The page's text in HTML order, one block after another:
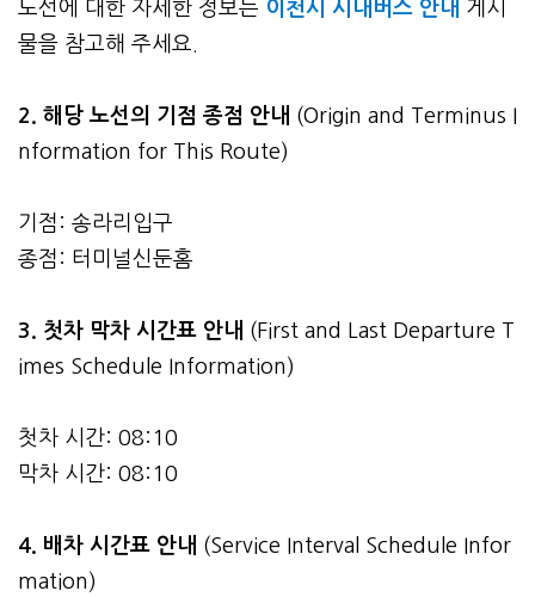
노선에 대한 자세한 정보는 이천시 시내버스 안내 게시
물을 참고해 주세요.
2. 해당 노선의 기점 종점 안내 (Origin and Terminus I
nformation for This Route)
기점: 송라리입구
종점: 터미널신둔홈
3. 첫차 막차 시간표 안내 (First and Last Departure T
imes Schedule Information)
첫차 시간: 08:10
막차 시간: 08:10
4. 배차 시간표 안내 (Service Interval Schedule Infor
mation)